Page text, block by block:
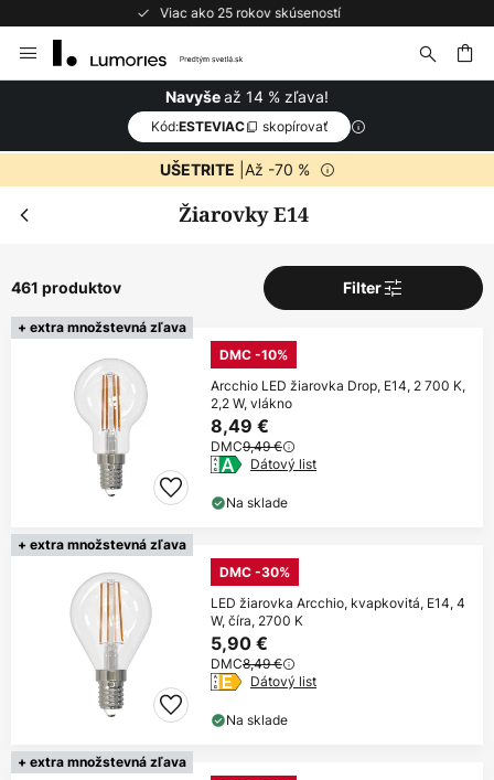
Bezplatné vrátenie do 50 dní
to
Navyšeaž 14 % zľava!
Kód:ESTEVIAC skopírovať
UŠETRITE |Až -70 %
Žiarovky E14
461 produktov Filter
+ extra množstevná zľava
DMC -10%
Arcchio LED žiarovka Drop, E14, 2 700 K,
2,2 W, vlákno
8,49 €
DMC9,49 €
Dátový list
Na sklade
+ extra množstevná zľava
DMC -30%
LED žiarovka Arcchio, kvapkovitá, E14, 4
W, číra, 2700 K
5,90 €
DMC8,49 €
Dátový list
Na sklade
+ extra množstevná zľava
Extra zľava
Extra -11%od 109€
Extra -14%od 169€
takmer na všetko*
Kúpiť teraz
*Vylúčení výrobci